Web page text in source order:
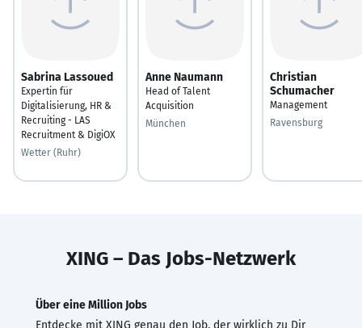
Sabrina Lassoued
Expertin für
Digitalisierung, HR &
Recruiting - LAS
Recruitment & DigiOX
Wetter (Ruhr)
Anne Naumann
Head of Talent
Acquisition
München
Christian
Schumacher
Management
Ravensburg
XING – Das Jobs-Netzwerk
Über eine Million Jobs
Entdecke mit XING genau den Job, der wirklich zu Dir